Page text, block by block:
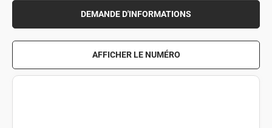
DEMANDE D'INFORMATIONS
AFFICHER LE NUMÉRO